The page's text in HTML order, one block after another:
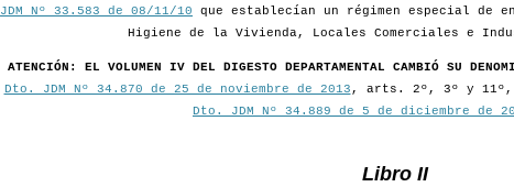
JDM Nº 33.583 de 08/11/10 que establecían un régimen especial de
Higiene de la Vivienda, Locales Comerciales e
ATENCIÓN: EL VOLUMEN IV DEL DIGESTO DEPARTAMENTAL CAMBIÓ SU
Dto. JDM Nº 34.870 de 25 de noviembre de 2013 , arts. 2º, 3º y 11º,
Dto. JDM Nº 34.889 de 5 de diciembre de
Libro II